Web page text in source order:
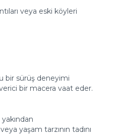
veya eski köyleri
bir sürüş deneyimi
bir macera vaat eder.
yaşam tarzının tadını